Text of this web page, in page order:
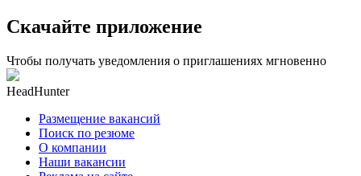
Скачайте приложение
Чтобы получать уведомления о приглашениях мгновенно
HeadHunter
Размещение вакансий
Поиск по резюме
О компании
Наши вакансии